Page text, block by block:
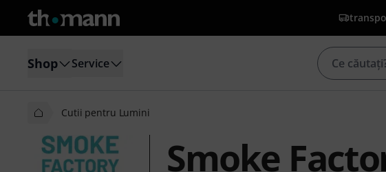
Shop Service
Cutii pentru Lumini
Smoke